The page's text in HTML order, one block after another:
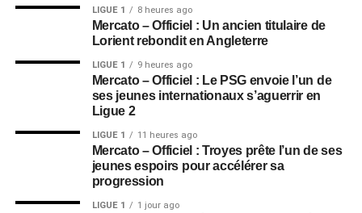
LIGUE 1 8 heures ago
Mercato – Officiel : Un ancien titulaire de
Lorient rebondit en Angleterre
LIGUE 1 9 heures ago
Mercato – Officiel : Le PSG envoie l’un de
ses jeunes internationaux s’aguerrir en
Ligue 2
LIGUE 1 11 heures ago
Mercato – Officiel : Troyes prête l’un de ses
jeunes espoirs pour accélérer sa
progression
LIGUE 1 1 jour ago